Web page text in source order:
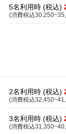
5名利用時 (税込)
(消費税込
2名利用時 (税込)
(消費税込
3名利用時 (税込)
(消費税込